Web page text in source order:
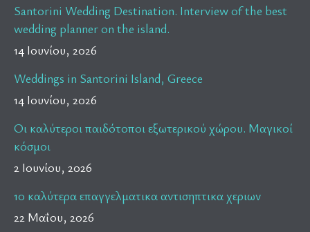
Santorini Wedding Destination. Interview of the best
wedding planner on the island.
14 Ιουνίου, 2026
Weddings in Santorini Island, Greece
14 Ιουνίου, 2026
Οι καλύτεροι παιδότοποι εξωτερικού χώρου. Μαγικοί
κόσμοι
2 Ιουνίου, 2026
10 καλύτερα επαγγελματικα αντισηπτικα χεριων
22 Μαΐου, 2026